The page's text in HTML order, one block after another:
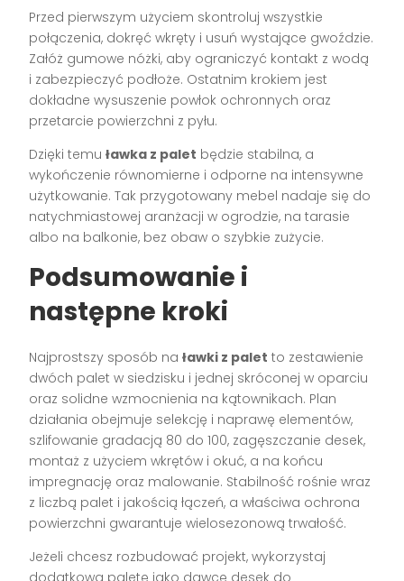
Przed pierwszym użyciem skontroluj wszystkie
połączenia, dokręć wkręty i usuń wystające gwoździe.
Załóż gumowe nóżki, aby ograniczyć kontakt z wodą
i zabezpieczyć podłoże. Ostatnim krokiem jest
dokładne wysuszenie powłok ochronnych oraz
przetarcie powierzchni z pyłu.
Dzięki temuławka z palet będzie stabilna, a
wykończenie równomierne i odporne na intensywne
użytkowanie. Tak przygotowany mebel nadaje się do
natychmiastowej aranżacji w ogrodzie, na tarasie
albo na balkonie, bez obaw o szybkie zużycie.
Podsumowanie i
następne kroki
Najprostszy sposób naławki z palet to zestawienie
dwóch palet w siedzisku i jednej skróconej w oparciu
oraz solidne wzmocnienia na kątownikach. Plan
działania obejmuje selekcję i naprawę elementów,
szlifowanie gradacją 80 do 100, zagęszczanie desek,
montaż z użyciem wkrętów i okuć, a na końcu
impregnację oraz malowanie. Stabilność rośnie wraz
z liczbą palet i jakością łączeń, a właściwa ochrona
powierzchni gwarantuje wielosezonową trwałość.
Jeżeli chcesz rozbudować projekt, wykorzystaj